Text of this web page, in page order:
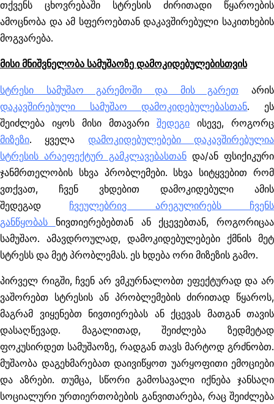
თქვენს ცხოვრებაში სტრესის ძირითადი წყაროების
ამოცნობა და ამ სფეროებთან დაკავშირებული საკითხების
მოგვარება.
მისი მნიშვნელობა სამუშაოზე დამოკიდებულებისთვის
სტრესი სამუშაო გარემოში და მის გარეთ არის
დაკავშირებული სამუშაო დამოკიდებულებასთან. ეს
შეიძლება იყოს მისი მთავარი შედეგი ისევე, როგორც
მიზეზი. ყველა დამოკიდებულებები დაკავშირებულია
სტრესის არაეფექტურ გამკლავებასთან და/ან ფსიქიკური
ჯანმრთელობის სხვა პრობლემები. სხვა სიტყვებით რომ
ვთქვათ, ჩვენ ვხდებით დამოკიდებული ამის
შედეგად ჩვეულებრივ არეგულირებს ჩვენს
განწყობას ნივთიერებებთან ან ქცევებთან, როგორიცაა
სამუშაო. ამავდროულად, დამოკიდებულებები ქმნის მეტ
სტრესს და მეტ პრობლემას. ეს ხდება ორი მიზეზის გამო.
პირველ რიგში, ჩვენ არ ვმკურნალობთ ეფექტურად და არ
ვაშორებთ სტრესის ან პრობლემების ძირითად წყაროს,
მაგრამ ვიყენებთ ნივთიერებას ან ქცევას მათგან თავის
დასაღწევად. მაგალითად, შეიძლება ზედმეტად
ფოკუსირდეთ სამუშაოზე, რადგან თავს მარტოდ გრძნობთ.
მუშაობა დაგეხმარებათ დაივიწყოთ უარყოფითი ემოციები
და აზრები. თუმცა, სწორი გამოსავალი იქნება ჯანსაღი
სოციალური ურთიერთობების განვითარება, რაც შეიძლება